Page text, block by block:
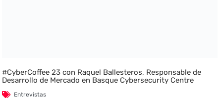
#CyberCoffee 23 con Raquel Ballesteros, Responsable de
Desarrollo de Mercado en Basque Cybersecurity Centre
Entrevistas